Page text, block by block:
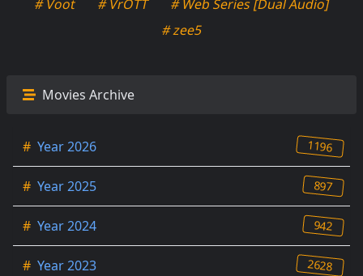
# Voot
# VrOTT
# Web Series [Dual Audio]
# zee5
Movies Archive
# Year 2026 1196
# Year 2025 897
# Year 2024 942
# Year 2023 2628